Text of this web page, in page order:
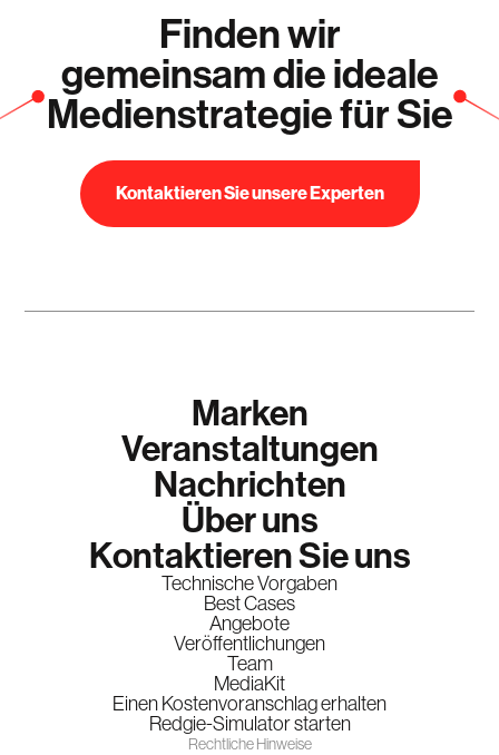
Finden wir
gemeinsam die ideale
Medienstrategie für Sie
Kontaktieren Sie unsere Experten
Marken
Veranstaltungen
Nachrichten
Über uns
Kontaktieren Sie uns
Technische Vorgaben
Best Cases
Angebote
Veröffentlichungen
Team
MediaKit
Einen Kostenvoranschlag erhalten
Redgie-Simulator starten
Rechtliche Hinweise